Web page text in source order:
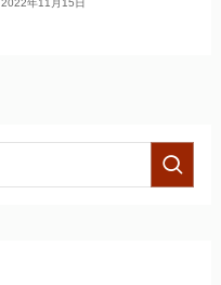
2022年11月15日